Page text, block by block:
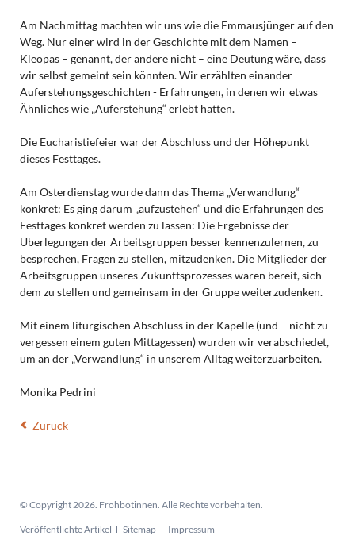
Am Nachmittag machten wir uns wie die Emmausjünger auf den
Weg. Nur einer wird in der Geschichte mit dem Namen –
Kleopas – genannt, der andere nicht – eine Deutung wäre, dass
wir selbst gemeint sein könnten. Wir erzählten einander
Auferstehungsgeschichten - Erfahrungen, in denen wir etwas
Ähnliches wie „Auferstehung“ erlebt hatten.
Die Eucharistiefeier war der Abschluss und der Höhepunkt
dieses Festtages.
Am Osterdienstag wurde dann das Thema „Verwandlung“
konkret: Es ging darum „aufzustehen“ und die Erfahrungen des
Festtages konkret werden zu lassen: Die Ergebnisse der
Überlegungen der Arbeitsgruppen besser kennenzulernen, zu
besprechen, Fragen zu stellen, mitzudenken. Die Mitglieder der
Arbeitsgruppen unseres Zukunftsprozesses waren bereit, sich
dem zu stellen und gemeinsam in der Gruppe weiterzudenken.
Mit einem liturgischen Abschluss in der Kapelle (und – nicht zu
vergessen einem guten Mittagessen) wurden wir verabschiedet,
um an der „Verwandlung“ in unserem Alltag weiterzuarbeiten.
Monika Pedrini
Zurück
© Copyright 2026. Frohbotinnen. Alle Rechte vorbehalten.
Navigation
Veröffentlichte Artikel Sitemap Impressum